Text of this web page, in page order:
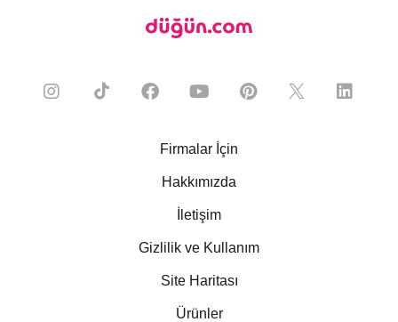
Firmalar İçin
Hakkımızda
İletişim
Gizlilik ve Kullanım
Site Haritası
Ürünler